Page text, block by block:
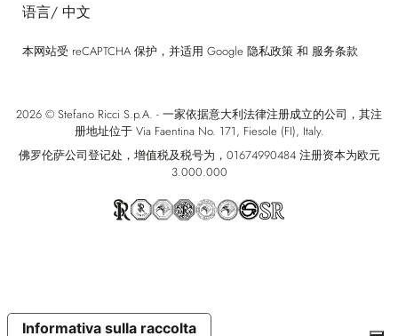
语言/ 中文
本网站受 reCAPTCHA 保护，并适用 Google 隐私政策 和 服务条款
2026 © Stefano Ricci S.p.A. - 一家依据意大利法律注册成立的公司，其注
册地址位于 Via Faentina No. 171, Fiesole (FI), Italy.
佛罗伦萨公司登记处，增值税及税号为，01674990484 注册资本为欧元
3.000.000
Informativa sulla raccolta